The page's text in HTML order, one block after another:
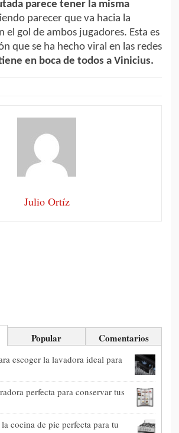
parece tener la misma
parecer que va hacia la
el gol de ambos jugadores. Esta es
que se ha hecho viral en las redes
en boca de todos a Vinicius.
Julio Ortíz
Popular Comentarios
escoger la lavadora ideal para
perfecta para conservar tus
cocina de pie perfecta para tu